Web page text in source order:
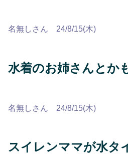
名無しさん 24/8/15(木)
水着のお姉さんとか
名無しさん 24/8/15(木)
スイレンママが水タ